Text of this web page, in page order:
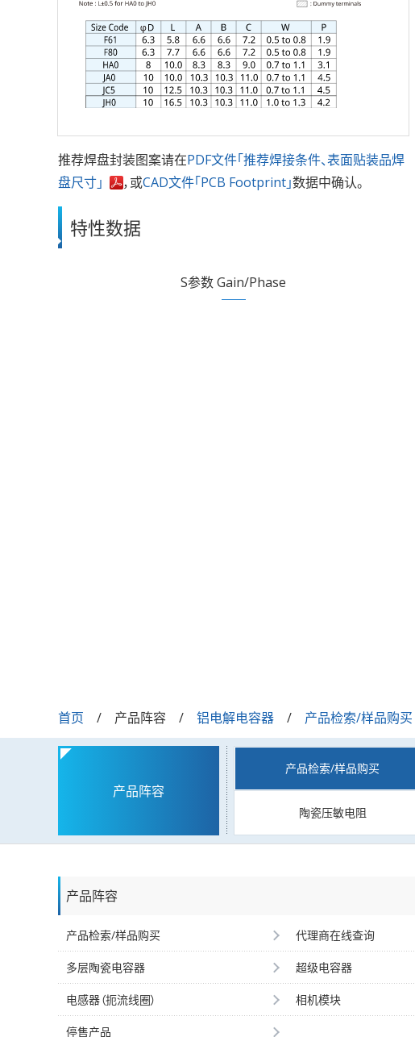
推荐焊盘封装图案请在PDF文件「推荐焊接条件、表面贴装品焊
盘尺寸」
，或CAD文件「PCB Footprint」数据中确认。
特性数据
S参数 Gain/Phase
首页 产品阵容 铝电解电容器 产品检索/样品购买
产品阵容
产品检索/样品购买
陶瓷压敏电阻
产品阵容
产品检索/样品购买 代理商在线查询
多层陶瓷电容器 超级电容器
电感器（扼流线圈） 相机模块
停售产品